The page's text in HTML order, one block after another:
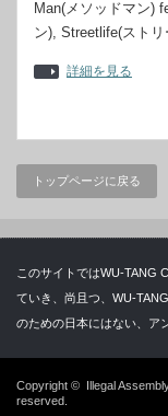
Man(メソッドマン)
ン), Streetlife(スト
詳細を見る
トップページに戻る
このサイトではWU-TANG
ていき、尚且つ、WU-
のための日本にはない、ア
Copyright © Illegal
reserved.